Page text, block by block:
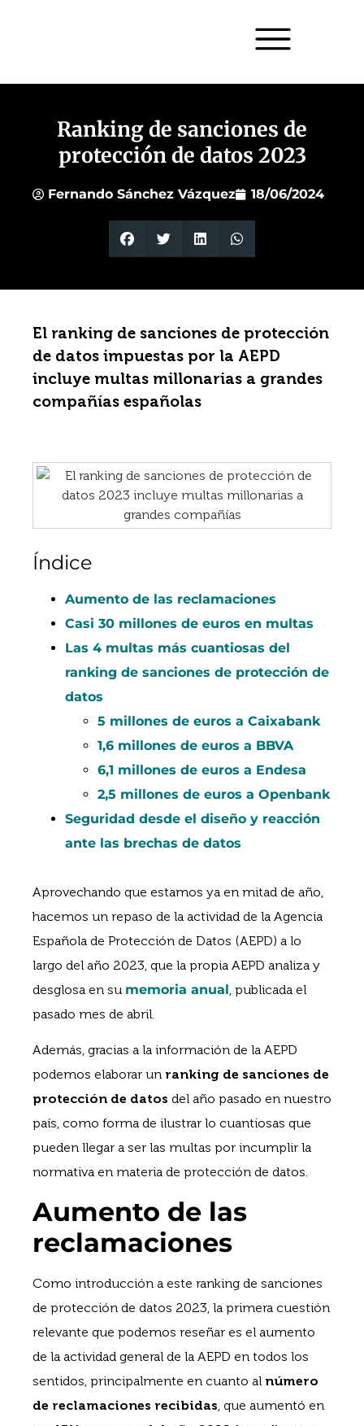
Ranking de sanciones de
protección de datos 2023
Fernando Sánchez Vázquez 18/06/2024
El ranking de sanciones de protección
de datos impuestas por la AEPD
incluye multas millonarias a grandes
compañías españolas
Índice
Aumento de las reclamaciones
Casi 30 millones de euros en multas
Las 4 multas más cuantiosas del
ranking de sanciones de protección de
datos
5 millones de euros a Caixabank
1,6 millones de euros a BBVA
6,1 millones de euros a Endesa
2,5 millones de euros a Openbank
Seguridad desde el diseño y reacción
ante las brechas de datos
Aprovechando que estamos ya en mitad de año,
hacemos un repaso de la actividad de la Agencia
Española de Protección de Datos (AEPD) a lo
largo del año 2023, que la propia AEPD analiza y
desglosa en su memoria anual, publicada el
pasado mes de abril.
Además, gracias a la información de la AEPD
podemos elaborar un ranking de sanciones de
protección de datos del año pasado en nuestro
país, como forma de ilustrar lo cuantiosas que
pueden llegar a ser las multas por incumplir la
normativa en materia de protección de datos.
Aumento de las
reclamaciones
Como introducción a este ranking de sanciones
de protección de datos 2023, la primera cuestión
relevante que podemos reseñar es el aumento
de la actividad general de la AEPD en todos los
sentidos, principalmente en cuanto al número
de reclamaciones recibidas , que aumentó en